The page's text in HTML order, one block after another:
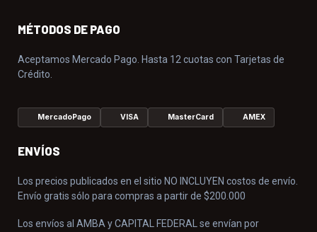
MÉTODOS DE PAGO
Aceptamos Mercado Pago. Hasta 12 cuotas con Tarjetas de
Crédito.
MercadoPago VISA MasterCard AMEX
ENVÍOS
Los precios publicados en el sitio NO INCLUYEN costos de envío.
Envío gratis sólo para compras a partir de $200.000
Los envíos al AMBA y CAPITAL FEDERAL se envían por